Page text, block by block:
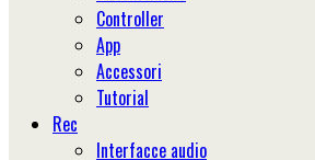
Controller
App
Accessori
Tutorial
Rec
Interfacce audio